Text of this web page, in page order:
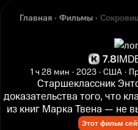
Главная Фильмы
7.8
1 ч 28 мин 2023 США
Старшеклассник
доказательства того, что
из книг Марка Твена — не
его шанс
Этот фильм